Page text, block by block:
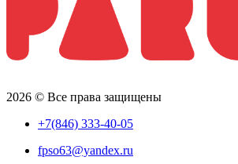
2026 © Все права защищены
+7(846) 333-40-05
fpso63@yandex.ru